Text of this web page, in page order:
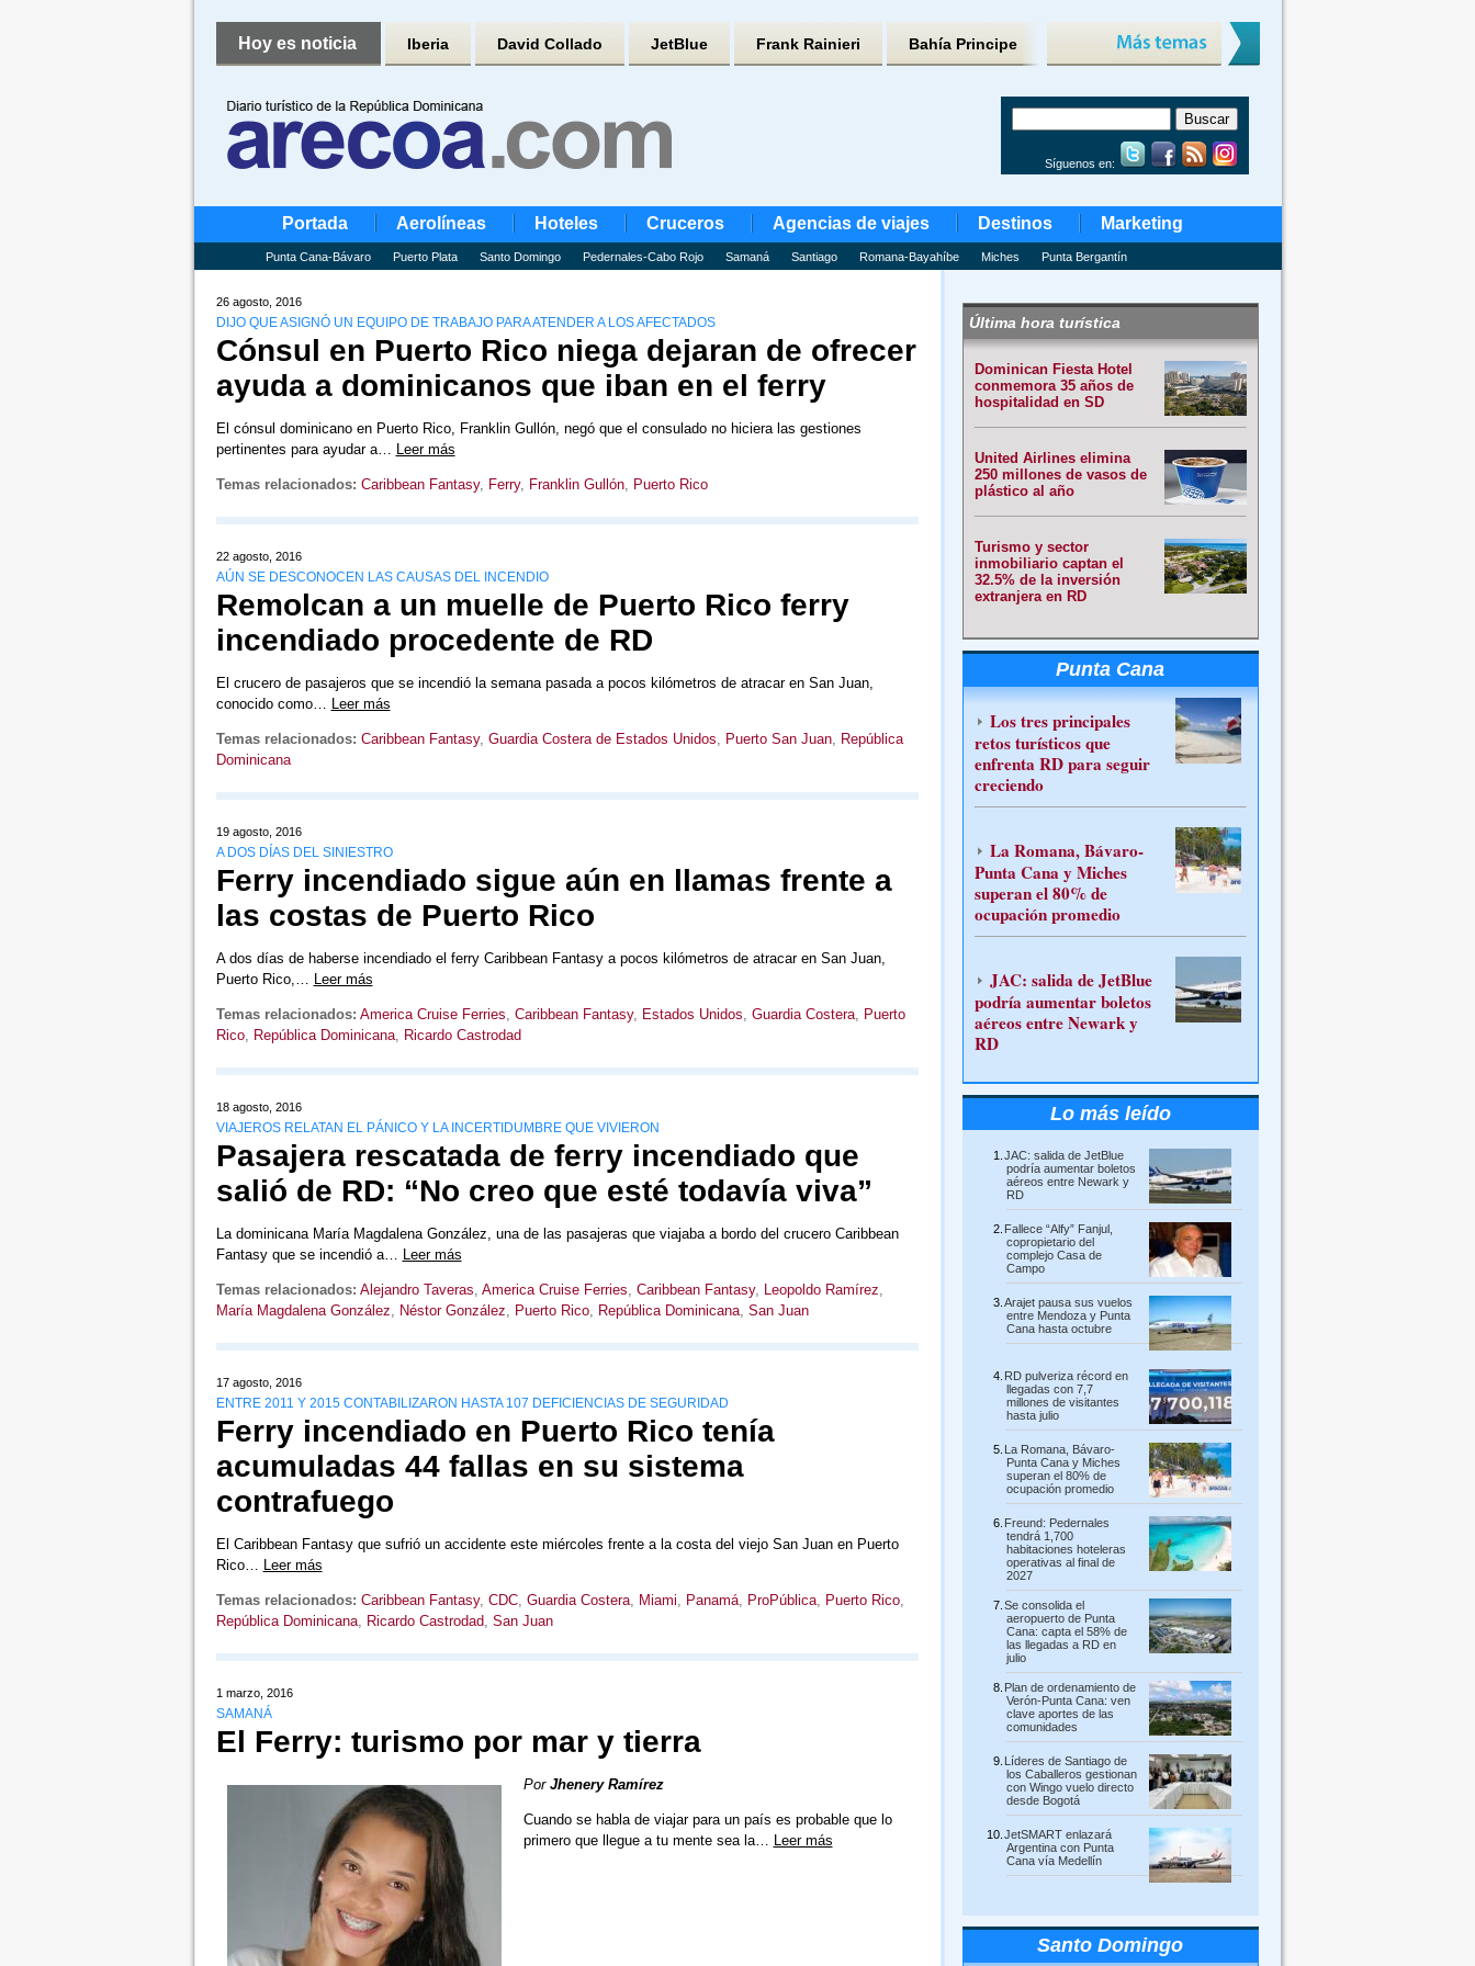
Hoy es noticia Iberia David Collado JetBlue Frank Rainieri Bahía Principe
Síguenos en:
Portada Aerolíneas Hoteles Cruceros Agencias de viajes Destinos Marketing
Punta Cana-Bávaro Puerto Plata Santo Domingo Pedernales-Cabo Rojo Samaná Santiago Romana-Bayahíbe Miches Punta Bergantín
26 agosto, 2016
DIJO QUE ASIGNÓ UN EQUIPO DE TRABAJO PARA ATENDER A LOS AFECTADOS
Cónsul en Puerto Rico niega dejaran de ofrecer
ayuda a dominicanos que iban en el ferry
El cónsul dominicano en Puerto Rico, Franklin Gullón, negó que el consulado no hiciera las gestiones
pertinentes para ayudar a… Leer más
Temas relacionados: Caribbean Fantasy, Ferry, Franklin Gullón, Puerto Rico
22 agosto, 2016
AÚN SE DESCONOCEN LAS CAUSAS DEL INCENDIO
Remolcan a un muelle de Puerto Rico ferry
incendiado procedente de RD
El crucero de pasajeros que se incendió la semana pasada a pocos kilómetros de atracar en San Juan,
conocido como… Leer más
Temas relacionados: Caribbean Fantasy, Guardia Costera de Estados Unidos, Puerto San Juan, República
Dominicana
19 agosto, 2016
A DOS DÍAS DEL SINIESTRO
Ferry incendiado sigue aún en llamas frente a
las costas de Puerto Rico
A dos días de haberse incendiado el ferry Caribbean Fantasy a pocos kilómetros de atracar en San Juan,
Puerto Rico,… Leer más
Temas relacionados: America Cruise Ferries, Caribbean Fantasy, Estados Unidos, Guardia Costera, Puerto
Rico, República Dominicana, Ricardo Castrodad
18 agosto, 2016
VIAJEROS RELATAN EL PÁNICO Y LA INCERTIDUMBRE QUE VIVIERON
Pasajera rescatada de ferry incendiado que
salió de RD: “No creo que esté todavía viva”
La dominicana María Magdalena González, una de las pasajeras que viajaba a bordo del crucero Caribbean
Fantasy que se incendió a… Leer más
Temas relacionados: Alejandro Taveras, America Cruise Ferries, Caribbean Fantasy, Leopoldo Ramírez,
María Magdalena González, Néstor González, Puerto Rico, República Dominicana, San Juan
17 agosto, 2016
ENTRE 2011 Y 2015 CONTABILIZARON HASTA 107 DEFICIENCIAS DE SEGURIDAD
Ferry incendiado en Puerto Rico tenía
acumuladas 44 fallas en su sistema
contrafuego
El Caribbean Fantasy que sufrió un accidente este miércoles frente a la costa del viejo San Juan en Puerto
Rico… Leer más
Temas relacionados: Caribbean Fantasy, CDC, Guardia Costera, Miami, Panamá, ProPública, Puerto Rico,
República Dominicana, Ricardo Castrodad, San Juan
1 marzo, 2016
SAMANÁ
El Ferry: turismo por mar y tierra
Por Jhenery Ramírez
Cuando se habla de viajar para un país es probable que lo
primero que llegue a tu mente sea la… Leer más
Última hora turística
Dominican Fiesta Hotel
conmemora 35 años de
hospitalidad en SD
United Airlines elimina
250 millones de vasos de
plástico al año
Turismo y sector
inmobiliario captan el
32.5% de la inversión
extranjera en RD
Punta Cana
Los tres principales
retos turísticos que
enfrenta RD para seguir
creciendo
La Romana, Bávaro-
Punta Cana y Miches
superan el 80% de
ocupación promedio
JAC: salida de JetBlue
podría aumentar boletos
aéreos entre Newark y
RD
Lo más leído
JAC: salida de JetBlue
podría aumentar boletos
aéreos entre Newark y
RD
Fallece “Alfy” Fanjul,
copropietario del
complejo Casa de
Campo
Arajet pausa sus vuelos
entre Mendoza y Punta
Cana hasta octubre
RD pulveriza récord en
llegadas con 7,7
millones de visitantes
hasta julio
La Romana, Bávaro-
Punta Cana y Miches
superan el 80% de
ocupación promedio
Freund: Pedernales
tendrá 1,700
habitaciones hoteleras
operativas al final de
2027
Se consolida el
aeropuerto de Punta
Cana: capta el 58% de
las llegadas a RD en
julio
Plan de ordenamiento de
Verón-Punta Cana: ven
clave aportes de las
comunidades
Líderes de Santiago de
los Caballeros gestionan
con Wingo vuelo directo
desde Bogotá
JetSMART enlazará
Argentina con Punta
Cana vía Medellín
Santo Domingo